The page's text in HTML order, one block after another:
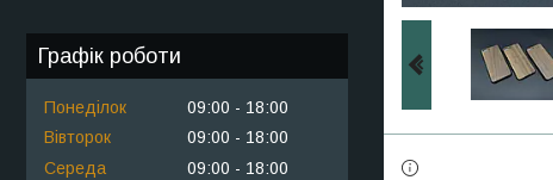
Графік роботи
Понеділок 09:00
18:00
Вівторок
09:00
18:00
Середа
09:00
18:00